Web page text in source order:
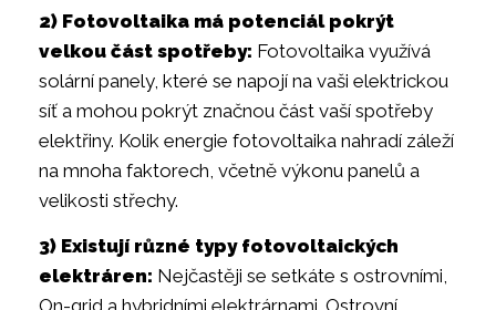
2) Fotovoltaika má potenciál pokrýt
velkou část spotřeby: Fotovoltaika využívá
solární panely, které se napojí na vaši elektrickou
síť a mohou pokrýt značnou část vaší spotřeby
elektřiny. Kolik energie fotovoltaika nahradí záleží
na mnoha faktorech, včetně výkonu panelů a
velikosti střechy.
3) Existují různé typy fotovoltaických
elektráren: Nejčastěji se setkáte s ostrovními,